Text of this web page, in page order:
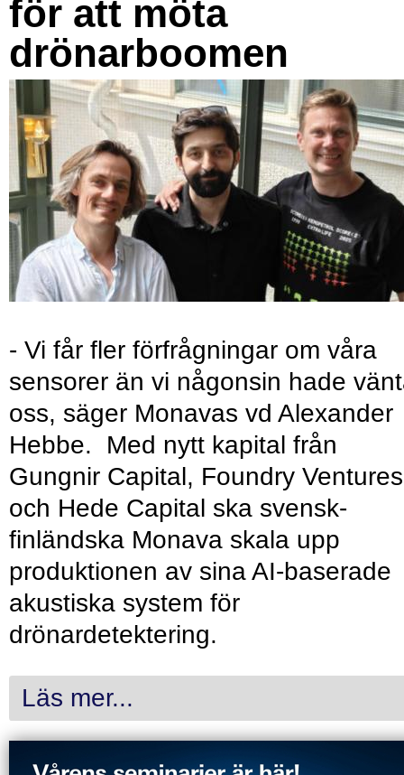
för att möta
drönarboomen
- Vi får fler förfrågningar om våra
sensorer än vi någonsin hade
oss, säger Monavas vd Alexander
Hebbe. Med nytt kapital från
Gungnir Capital, Foundry Ventures
och Hede Capital ska svensk-
finländska Monava skala upp
produktionen av sina AI-baserade
akustiska system för
drönardetektering.
Läs mer...